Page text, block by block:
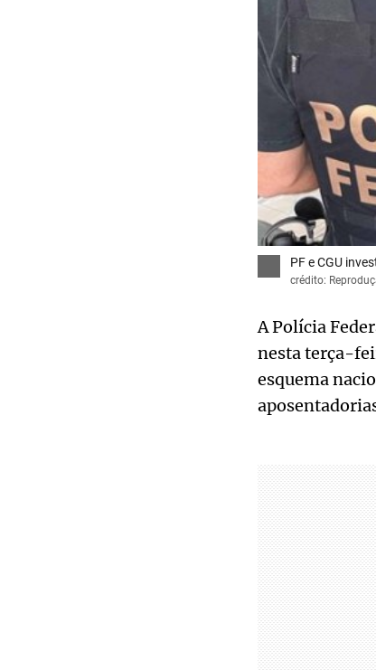
PF e CGU
crédito:
A Polícia
nesta terça-
esquema